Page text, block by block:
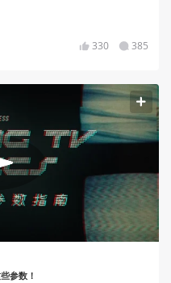
330 385
参数！